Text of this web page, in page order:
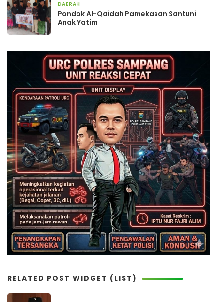
DAERAH
Pondok Al-Qaidah Pamekasan Santuni
Anak Yatim
RELATED POST WIDGET (LIST)